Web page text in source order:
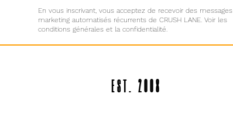
En vous inscrivant, vous acceptez de recevoir des messages
marketing automatisés récurrents de CRUSH LANE. Voir les
conditions générales et la confidentialité.
EST. 2008